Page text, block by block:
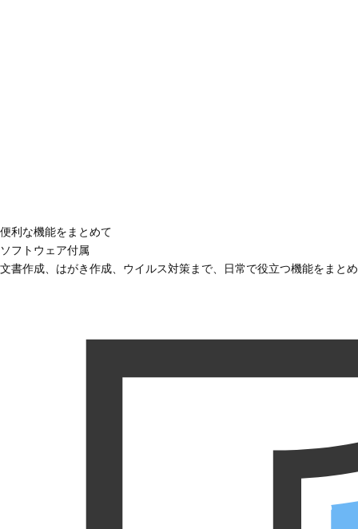
便利な機能をまとめて
ソフトウェア付属
文書作成、はがき作成、ウイルス対策まで、日常で役立つ機能をまと